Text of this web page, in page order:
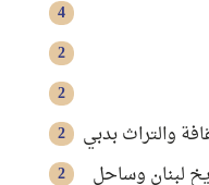
4
2
2
2 والتراث بدبي
2 لبنان وساحل